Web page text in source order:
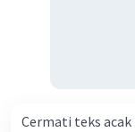
Cermati teks acak berikut. (1) Salah